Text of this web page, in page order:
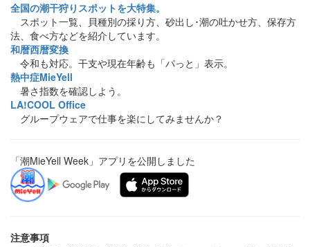
全国の潮干狩りスポットを大特集。
スポット一覧、貝種別の採り方、砂出し･潮の吐かせ方、保存方
法、食べ方などを紹介しています。
和暦西暦変換
令和も対応。干支や現在年齢も「パっと」表示。
熱中症MieYell
暑さ指数を確認しよう。
LA!COOL Office
グループウェアで仕事を楽にしてみませんか？
「潮MieYell Week」アプリを公開しました
注意事項